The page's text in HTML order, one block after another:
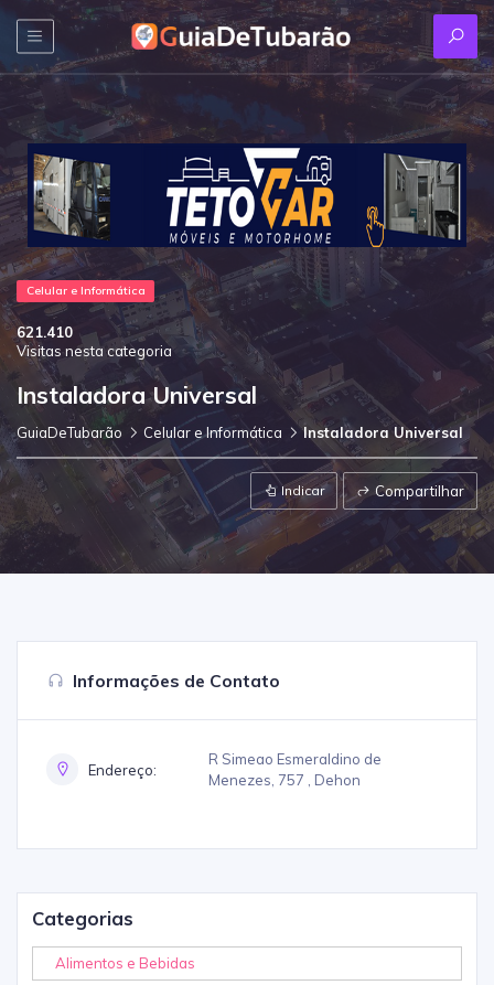
Celular e Informática
621.410
Visitas nesta categoria
Instaladora Universal
GuiaDeTubarão Celular e Informática Instaladora Universal
Indicar Compartilhar
Informações de Contato
Endereço:
R Simeao Esmeraldino de
Menezes, 757 , Dehon
Categorias
Alimentos e Bebidas